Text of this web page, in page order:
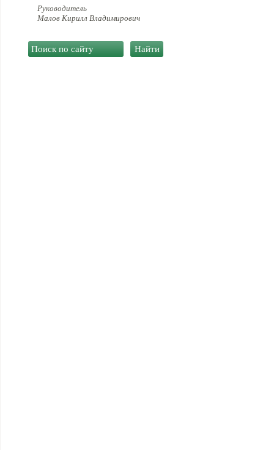
Руководитель
Малов Кирилл Владимирович